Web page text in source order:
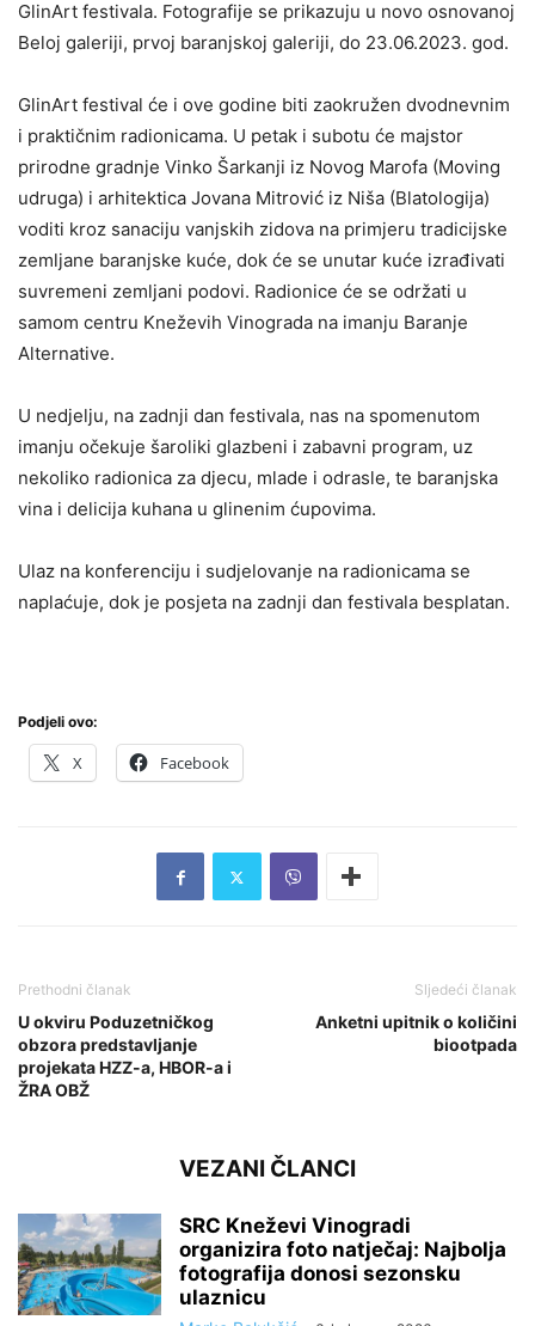
GlinArt festivala. Fotografije se prikazuju u novo osnovanoj
Beloj galeriji, prvoj baranjskoj galeriji, do 23.06.2023. god.
GlinArt festival će i ove godine biti zaokružen dvodnevnim
i praktičnim radionicama. U petak i subotu će majstor
prirodne gradnje Vinko Šarkanji iz Novog Marofa (Moving
udruga) i arhitektica Jovana Mitrović iz Niša (Blatologija)
voditi kroz sanaciju vanjskih zidova na primjeru tradicijske
zemljane baranjske kuće, dok će se unutar kuće izrađivati
suvremeni zemljani podovi. Radionice će se održati u
samom centru Kneževih Vinograda na imanju Baranje
Alternative.
U nedjelju, na zadnji dan festivala, nas na spomenutom
imanju očekuje šaroliki glazbeni i zabavni program, uz
nekoliko radionica za djecu, mlade i odrasle, te baranjska
vina i delicija kuhana u glinenim ćupovima.
Ulaz na konferenciju i sudjelovanje na radionicama se
naplaćuje, dok je posjeta na zadnji dan festivala besplatan.
Podjeli ovo:
X Facebook
Prethodni članak
U okviru Poduzetničkog
obzora predstavljanje
projekata HZZ-a, HBOR-a i
ŽRA OBŽ
Sljedeći članak
Anketni upitnik o količini
biootpada
VEZANI ČLANCI
SRC Kneževi Vinogradi
organizira foto natječaj: Najbolja
fotografija donosi sezonsku
ulaznicu